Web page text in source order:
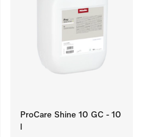
ProCare Shine 10 GC - 10